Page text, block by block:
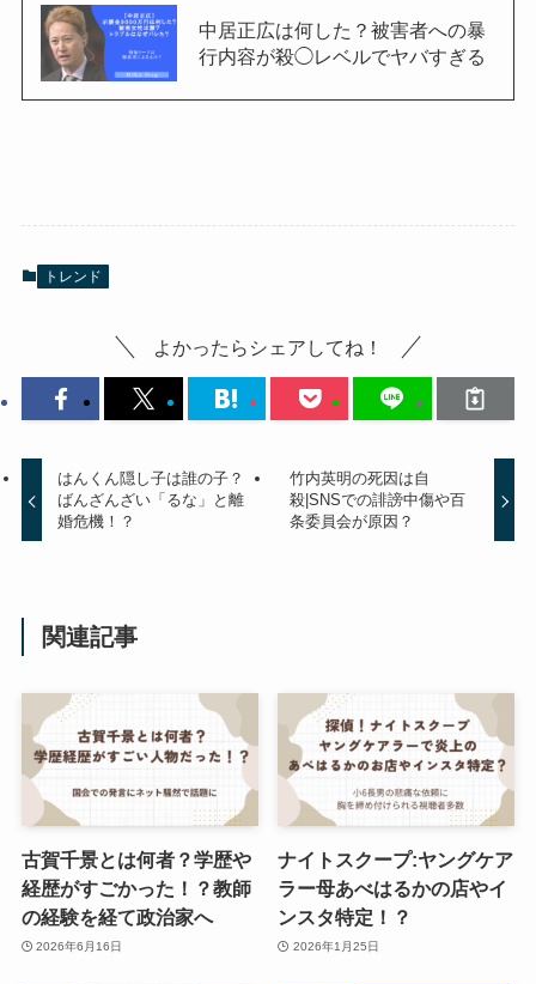
中居正広は何した？被害者への暴
行内容が殺◯レベルでヤバすぎる
トレンド
よかったらシェアしてね！
はんくん隠し子は誰の子？
ばんざんざい「るな」と離
婚危機！？
竹内英明の死因は自
殺|SNSでの誹謗中傷や百
条委員会が原因？
関連記事
古賀千景とは何者？学歴や
経歴がすごかった！？教師
の経験を経て政治家へ
2026年6月16日
ナイトスクープ:ヤングケア
ラー母あべはるかの店やイ
ンスタ特定！？
2026年1月25日